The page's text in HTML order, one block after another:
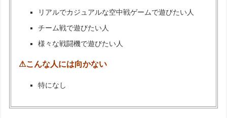
リアルでカジュアルな空中戦ゲームで遊びたい人
チーム戦で遊びたい人
様々な戦闘機で遊びたい人
⚠こんな人には向かない
特になし